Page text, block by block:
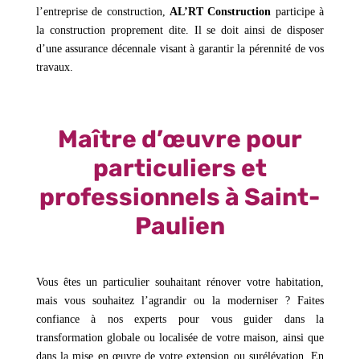
l’entreprise de construction, AL’RT Construction participe à
la construction proprement dite. Il se doit ainsi de disposer
d’une assurance décennale visant à garantir la pérennité de vos
travaux.
Maître d’œuvre pour
particuliers et
professionnels à Saint-
Paulien
Vous êtes un particulier souhaitant rénover votre habitation,
mais vous souhaitez l’agrandir ou la moderniser ? Faites
confiance à nos experts pour vous guider dans la
transformation globale ou localisée de votre maison, ainsi que
dans la mise en œuvre de votre extension ou surélévation. En